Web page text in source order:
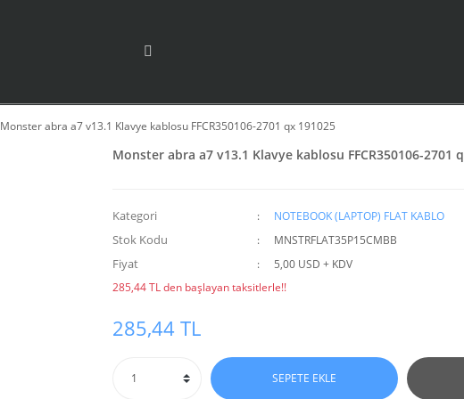
Monster abra a7 v13.1 Klavye kablosu FFCR350106-2701 qx 191025
Monster abra a7 v13.1 Klavye kablosu FFCR350106-2701
Kategori NOTEBOOK (LAPTOP) FLAT KABLO
Stok Kodu MNSTRFLAT35P15CMBB
Fiyat
5,00 USD + KDV
285,44 TL den başlayan taksitlerle!!
285,44 TL
SEPETE EKLE